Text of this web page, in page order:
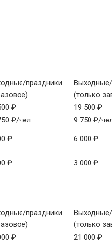
праздники
Выходные/
(только
₽
19 500 ₽
₽/чел
9 750 ₽/чел
₽ 6 000 ₽
₽ 3 000 ₽
праздники
Выходные/
(только
₽
21 000 ₽